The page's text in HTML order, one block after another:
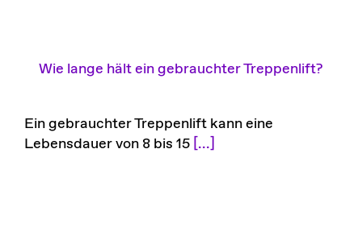
Wie lange hält ein gebrauchter Treppenlift?
Ein gebrauchter Treppenlift kann eine
Lebensdauer von 8 bis 15 [...]